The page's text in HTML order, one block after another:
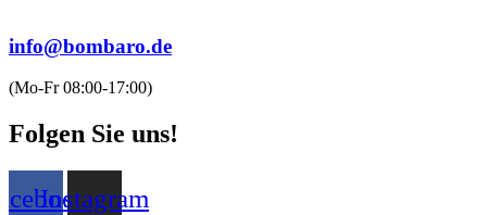
info@bombaro.de
(Mo-Fr 08:00-17:00)
Folgen Sie uns!
Instagram